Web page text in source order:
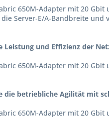
650M-Adapter mit 20
Server-E/A-Bandbreite
Leistung und Effizienz der
650M-Adapter mit 20
die betriebliche Agilität mit
650M-Adapter mit 20